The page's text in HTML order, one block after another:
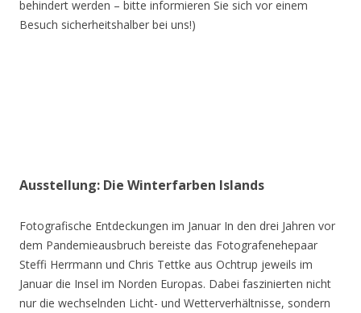
behindert werden – bitte informieren Sie sich vor einem
Besuch sicherheitshalber bei uns!)
Ausstellung: Die Winterfarben Islands
Fotografische Entdeckungen im Januar In den drei Jahren vor
dem Pandemieausbruch bereiste das Fotografenehepaar
Steffi Herrmann und Chris Tettke aus Ochtrup jeweils im
Januar die Insel im Norden Europas. Dabei faszinierten nicht
nur die wechselnden Licht- und Wetterverhältnisse, sondern